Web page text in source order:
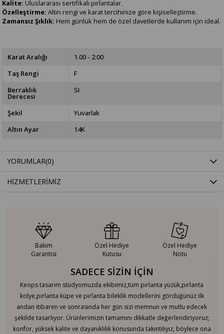
Kalite: Uluslararası sertifikalı pırlantalar.
Özelleştirme: Altın rengi ve karat tercihinize göre kişiselleştirme.
Zamansız Şıklık: Hem günlük hem de özel davetlerde kullanım için ideal.
Karat Aralığı
1.00 - 2.00
Taş Rengi
F
Berraklık
Derecesi
SI
Şekil
Yuvarlak
Altın Ayar
14K
YORUMLAR(0)
HIZMETLERIMIZ
SADECE SİZİN İÇİN
Keops tasarım stüdyomuzda ekibimiz,tüm pırlanta yüzük,pırlanta
kolye,pırlanta küpe ve pırlanta bileklik modellerini gördüğünüz ilk
andan itibaren ve sonrasında her gün sizi memnun ve mutlu edecek
şekilde tasarlıyor. Ürünlerimizin tamamını dikkatle değerlendiriyoruz;
konfor, yüksek kalite ve dayanıklılık konusunda takıntılıyız, böylece ona
Bakım
Garantisi
Özel Hediye
Kutusu
Özel Hediye
Notu